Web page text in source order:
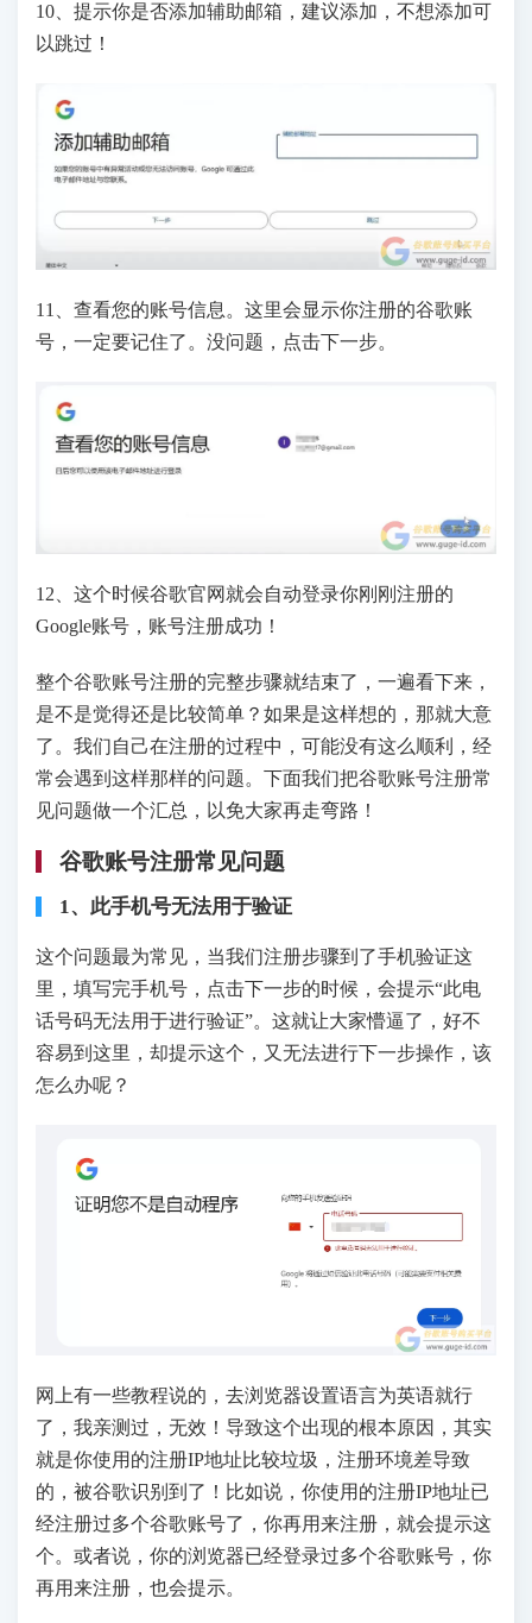
10、提示你是否添加辅助邮箱，建议添加，不想添加可
以跳过！
11、查看您的账号信息。这里会显示你注册的谷歌账
号，一定要记住了。没问题，点击下一步。
12、这个时候谷歌官网就会自动登录你刚刚注册的
Google账号，账号注册成功！
整个谷歌账号注册的完整步骤就结束了，一遍看下来，
是不是觉得还是比较简单？如果是这样想的，那就大意
了。我们自己在注册的过程中，可能没有这么顺利，经
常会遇到这样那样的问题。下面我们把谷歌账号注册常
见问题做一个汇总，以免大家再走弯路！
谷歌账号注册常见问题
1、此手机号无法用于验证
这个问题最为常见，当我们注册步骤到了手机验证这
里，填写完手机号，点击下一步的时候，会提示“此电
话号码无法用于进行验证”。这就让大家懵逼了，好不
容易到这里，却提示这个，又无法进行下一步操作，该
怎么办呢？
网上有一些教程说的，去浏览器设置语言为英语就行
了，我亲测过，无效！导致这个出现的根本原因，其实
就是你使用的注册IP地址比较垃圾，注册环境差导致
的，被谷歌识别到了！比如说，你使用的注册IP地址已
经注册过多个谷歌账号了，你再用来注册，就会提示这
个。或者说，你的浏览器已经登录过多个谷歌账号，你
再用来注册，也会提示。